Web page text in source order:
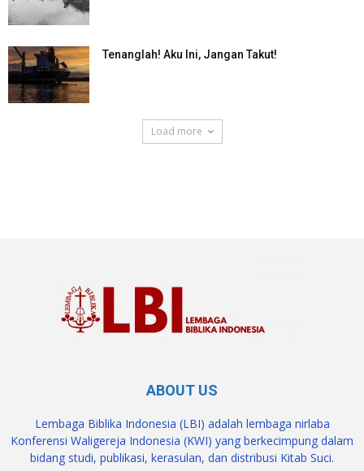
Tenanglah! Aku Ini, Jangan Takut!
Load more
ABOUT US
Lembaga Biblika Indonesia (LBI) adalah lembaga nirlaba
Konferensi Waligereja Indonesia (KWI) yang berkecimpung dalam
bidang studi, publikasi, kerasulan, dan distribusi Kitab Suci.